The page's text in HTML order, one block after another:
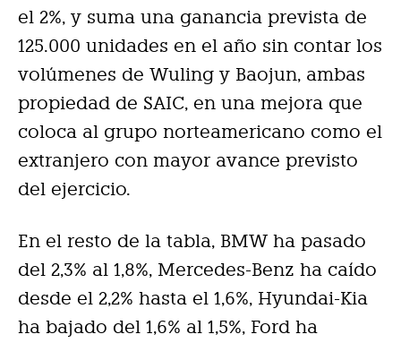
el 2%, y suma una ganancia prevista de
125.000 unidades en el año sin contar los
volúmenes de Wuling y Baojun, ambas
propiedad de SAIC, en una mejora que
coloca al grupo norteamericano como el
extranjero con mayor avance previsto
del ejercicio.
En el resto de la tabla, BMW ha pasado
del 2,3% al 1,8%, Mercedes-Benz ha caído
desde el 2,2% hasta el 1,6%, Hyundai-Kia
ha bajado del 1,6% al 1,5%, Ford ha